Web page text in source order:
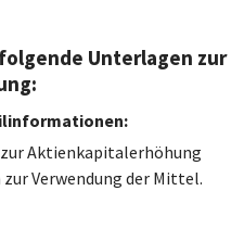
Unterlagen zur
Aktienkapitalerhöhung
Verwendung der Mittel.